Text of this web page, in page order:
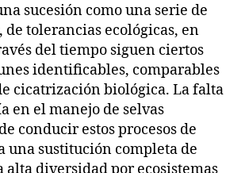
sucesión como una serie de
tolerancias ecológicas, en
del tiempo siguen ciertos
identificables, comparables
cicatrización biológica. La falta
en el manejo de selvas
conducir estos procesos de
una sustitución completa de
alta diversidad por ecosistemas